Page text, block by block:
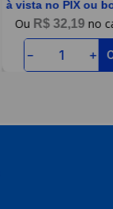
à vista no PIX ou
R$ 32,19
＋
－